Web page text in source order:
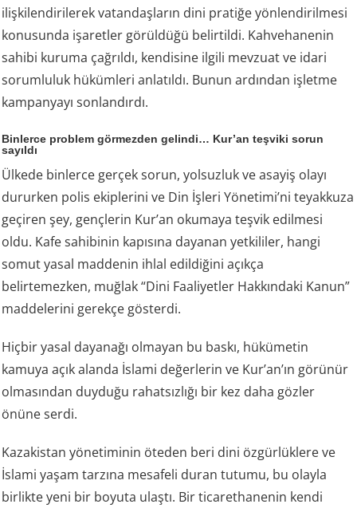
ilişkilendirilerek vatandaşların dini pratiğe yönlendirilmesi
konusunda işaretler görüldüğü belirtildi. Kahvehanenin
sahibi kuruma çağrıldı, kendisine ilgili mevzuat ve idari
sorumluluk hükümleri anlatıldı. Bunun ardından işletme
kampanyayı sonlandırdı.
Binlerce problem görmezden gelindi… Kur’an teşviki sorun
sayıldı
Ülkede binlerce gerçek sorun, yolsuzluk ve asayiş olayı
dururken polis ekiplerini ve Din İşleri Yönetimi’ni teyakkuza
geçiren şey, gençlerin Kur’an okumaya teşvik edilmesi
oldu. Kafe sahibinin kapısına dayanan yetkililer, hangi
somut yasal maddenin ihlal edildiğini açıkça
belirtemezken, muğlak “Dini Faaliyetler Hakkındaki Kanun”
maddelerini gerekçe gösterdi.
Hiçbir yasal dayanağı olmayan bu baskı, hükümetin
kamuya açık alanda İslami değerlerin ve Kur’an’ın görünür
olmasından duyduğu rahatsızlığı bir kez daha gözler
önüne serdi.
Kazakistan yönetiminin öteden beri dini özgürlüklere ve
İslami yaşam tarzına mesafeli duran tutumu, bu olayla
birlikte yeni bir boyuta ulaştı. Bir ticarethanenin kendi